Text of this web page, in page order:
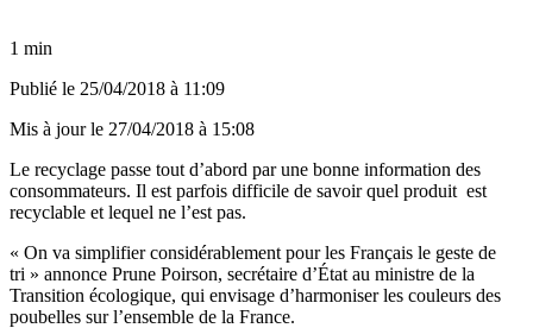
1 min
Publié le 25/04/2018 à 11:09
Mis à jour le 27/04/2018 à 15:08
Le recyclage passe tout d’abord par une bonne information des
consommateurs. Il est parfois difficile de savoir quel produit est
recyclable et lequel ne l’est pas.
« On va simplifier considérablement pour les Français le geste de
tri » annonce Prune Poirson, secrétaire d’État au ministre de la
Transition écologique, qui envisage d’harmoniser les couleurs des
poubelles sur l’ensemble de la France.